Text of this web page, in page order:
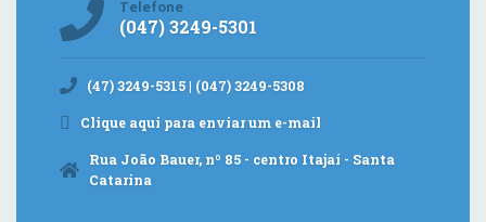
Telefone
(047) 3249-5301
(47) 3249-5315 | (047) 3249-5308
Clique aqui para enviar um e-mail
Rua João Bauer, nº 85 - centro Itajaí - Santa
Catarina